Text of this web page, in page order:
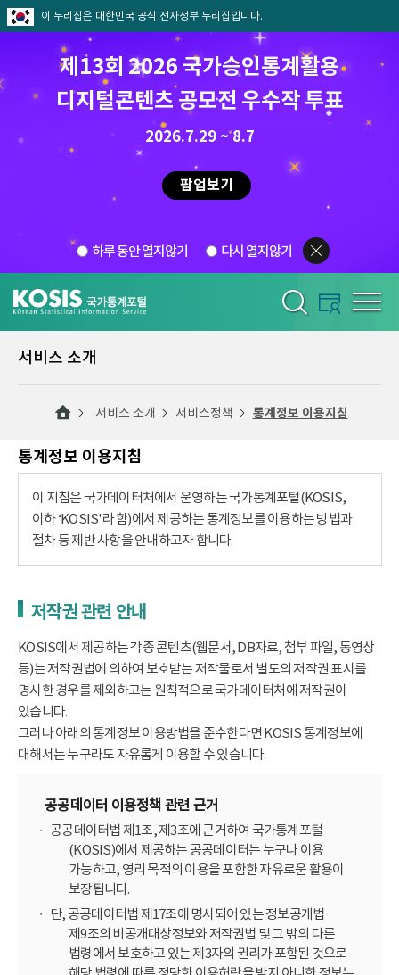
이 누리집은 대한민국 공식 전자정부 누리집입니다.
제13회 2026 국가승인통계활용
디지털콘텐츠 공모전 우수작 투표
2026.7.29 ~ 8.7
팝업보기
하루 동안 열지않기 다시 열지않기
서비스 소개
서비스 소개 서비스정책 통계정보 이용지침
통계정보 이용지침
이 지침은 국가데이터처에서 운영하는 국가통계포털(KOSIS,
이하 ‘KOSIS'라 함)에서 제공하는 통계정보를 이용하는 방법과
절차 등 제반 사항을 안내하고자 합니다.
저작권 관련 안내
KOSIS에서 제공하는 각종 콘텐츠(웹문서, DB자료, 첨부 파일, 동영상
등)는 저작권법에 의하여 보호받는 저작물로서 별도의 저작권 표시를
명시한 경우를 제외하고는 원칙적으로 국가데이터처에 저작권이
있습니다.
그러나 아래의 통계정보 이용방법을 준수한다면 KOSIS 통계정보에
대해서는 누구라도 자유롭게 이용할 수 있습니다.
공공데이터 이용정책 관련 근거
공공데이터법 제1조, 제3조에 근거하여 국가통계포털
(KOSIS)에서 제공하는 공공데이터는 누구나 이용
가능하고, 영리 목적의 이용을 포함한 자유로운 활용이
보장됩니다.
단, 공공데이터법 제17조에 명시되어 있는 정보공개법
제9조의 비공개대상정보와 저작권법 및 그 밖의 다른
법령에서 보호하고 있는 제3자의 권리가 포함된 것으로